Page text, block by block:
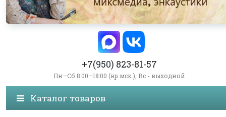
+7(950) 823-81-57
Пн—Сб 8:00—18:00 (вр.мск.), Вс - выходной
Каталог товаров